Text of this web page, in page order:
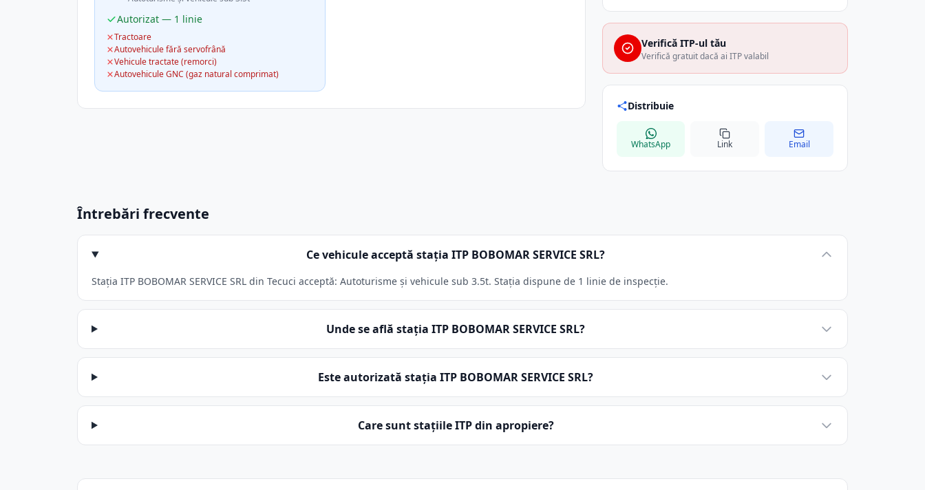
Autorizat — 1 linie
Tractoare
Autovehicule fără servofrână
Vehicule tractate (remorci)
Autovehicule GNC (gaz natural comprimat)
Verifică ITP-ul tău
Verifică gratuit dacă ai ITP valabil
Distribuie
WhatsApp Link Email
Întrebări frecvente
Ce vehicule acceptă stația ITP BOBOMAR SERVICE SRL?
Stația ITP BOBOMAR SERVICE SRL din Tecuci acceptă: Autoturisme și vehicule sub 3.5t. Stația dispune de 1 linie de inspecție.
Unde se află stația ITP BOBOMAR SERVICE SRL?
Este autorizată stația ITP BOBOMAR SERVICE SRL?
Care sunt stațiile ITP din apropiere?